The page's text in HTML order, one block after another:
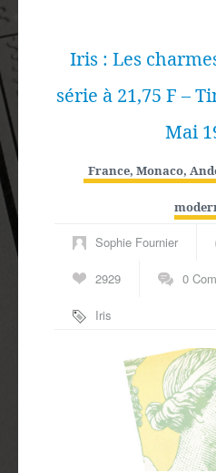
Iris : Les
série à 21,75 F –
Mai
France, Monaco,
Sophie Fournier
2929 0
Iris